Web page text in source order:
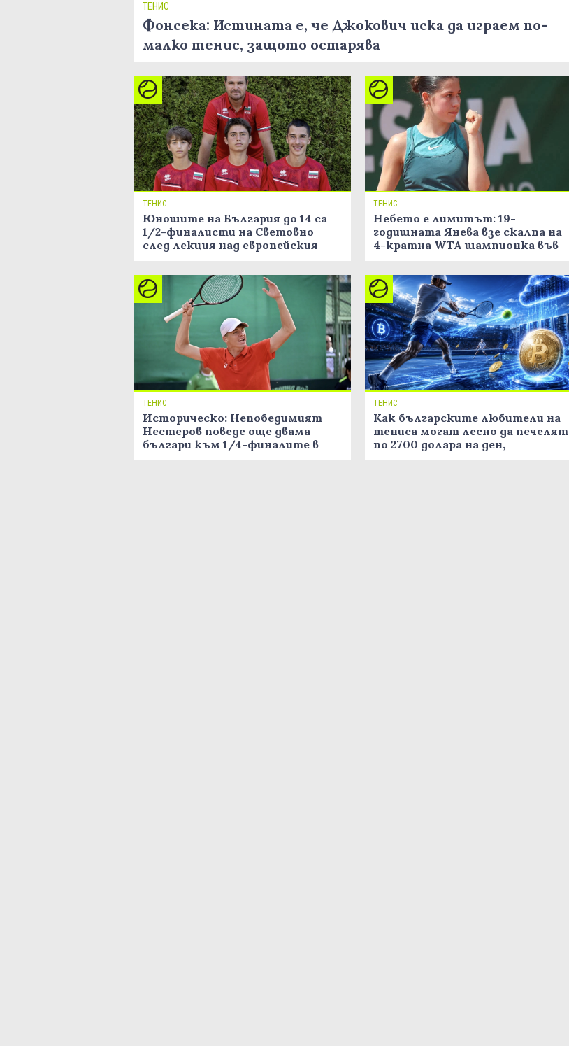
ТЕНИС
Фонсека: Истината е, че Джокович иска да играем по-
малко тенис, защото остарява
ТЕНИС
Юношите на България до 14 са
1/2-финалисти на Световно
след лекция над европейския
ТЕНИС
Небето е лимитът: 19-
годишната Янева взe скалпа на
4-кратна WTA шампионка във
ТЕНИС
Историческо: Непобедимият
Нестеров поведе още двама
българи към 1/4-финалите в
ТЕНИС
Как българските любители на
тениса могат лесно да печелят
по 2700 долара на ден,